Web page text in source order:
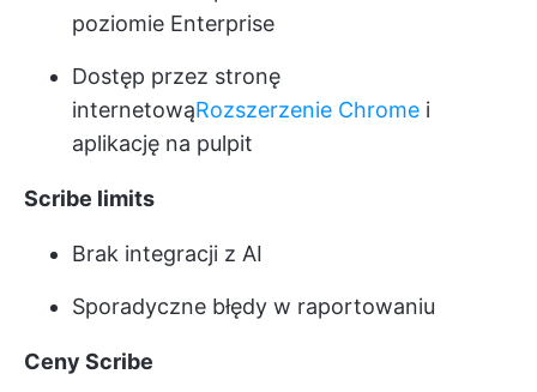
poziomie Enterprise
Dostęp przez stronę
internetowąRozszerzenie Chrome i
aplikację na pulpit
Scribe limits
Brak integracji z AI
Sporadyczne błędy w raportowaniu
Ceny Scribe